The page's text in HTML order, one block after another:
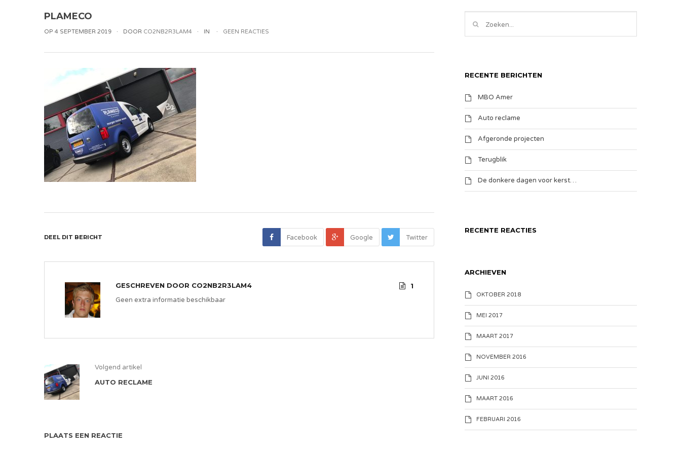
PLAMECO
OP 4 SEPTEMBER 2019 DOOR CO2NB2R3LAM4 IN GEEN REACTIES
DEEL DIT BERICHT Twitter
Google
Facebook
GESCHREVEN DOOR CO2NB2R3LAM4
1
Geen extra informatie beschikbaar
Volgend artikel
AUTO RECLAME
PLAATS EEN REACTIE
RECENTE BERICHTEN
MBO Amer
Auto reclame
Afgeronde projecten
Terugblik
De donkere dagen voor kerst…
RECENTE REACTIES
ARCHIEVEN
OKTOBER 2018
MEI 2017
MAART 2017
NOVEMBER 2016
JUNI 2016
MAART 2016
FEBRUARI 2016